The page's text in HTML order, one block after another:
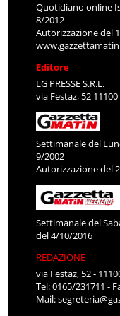
Quotidiano online
8/2012
Autorizzazione del
Editore
LG PRESSE S.R.L.
via Festaz, 52 11100
Settimanale del
9/2002
Autorizzazione del
Settimanale del
del 4/10/2016
REDAZIONE
via Festaz, 52 -
Tel: 0165/231711 -
Mail: